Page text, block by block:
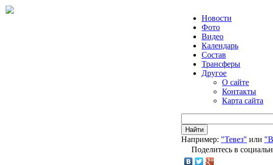
Новости
Фото
Видео
Календарь
Состав
Трансферы
Другое
О сайте
Контакты
Карта сайта
Найти
Например: "Тевез" или
Поделитесь в